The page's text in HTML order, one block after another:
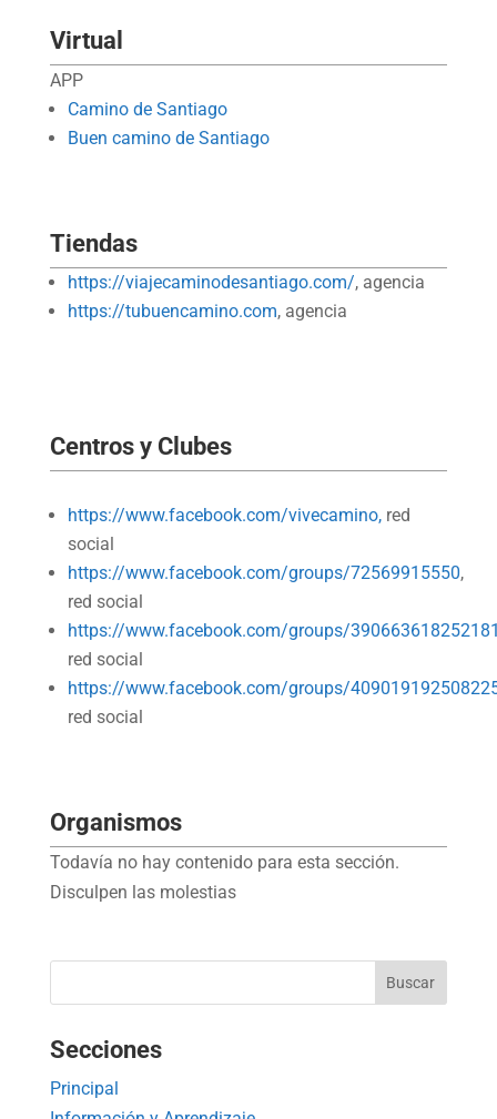
Virtual
APP
Camino de Santiago
Buen camino de Santiago
Tiendas
https://viajecaminodesantiago.com/, agencia
https://tubuencamino.com, agencia
Centros y Clubes
https://www.facebook.com/vivecamino,red
social
https://www.facebook.com/groups/72569915550,
red social
https://www.facebook.com/groups/
red social
https://www.facebook.com/groups/
red social
Organismos
Todavía no hay contenido para esta sección.
Disculpen las molestias
Secciones
Principal